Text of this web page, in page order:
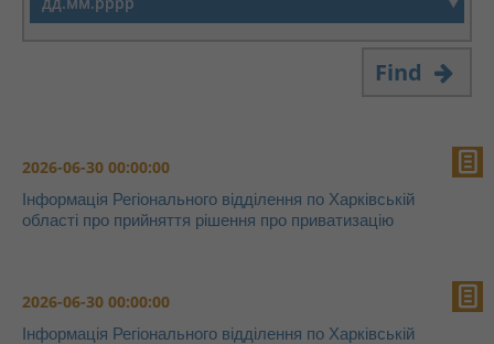
Find
2026-06-30 00:00:00
Інформація Регіонального відділення по Харківській
області про прийняття рішення про приватизацію
2026-06-30 00:00:00
Інформація Регіонального відділення по Харківській